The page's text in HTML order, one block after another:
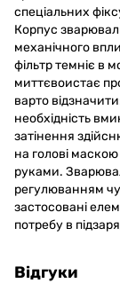
спеціальних
Корпус
механічного
фільтр темніє в
миттєвоистає
варто
необхідність
затінення
на голові
руками.
регулюванням
застосовані
потребу в
Відгуки